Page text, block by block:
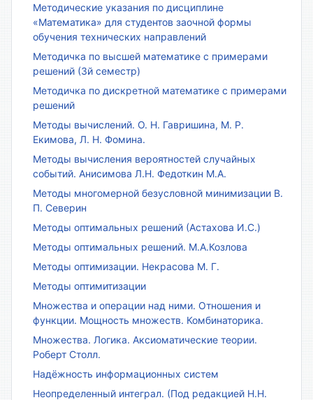
Методические указания по дисциплине
«Математика» для студентов заочной формы
обучения технических направлений
Методичка по высшей математике с примерами
решений (3й семестр)
Методичка по дискретной математике с примерами
решений
Методы вычислений. О. Н. Гавришина, М. Р.
Екимова, Л. Н. Фомина.
Методы вычисления вероятностей случайных
событий. Анисимова Л.Н. Федоткин М.А.
Методы многомерной безусловной минимизации В.
П. Северин
Методы оптимальных решений (Астахова И.С.)
Методы оптимальных решений. М.А.Козлова
Методы оптимизации. Некрасова М. Г.
Методы оптимитизации
Множества и операции над ними. Отношения и
функции. Мощность множеств. Комбинаторика.
Множества. Логика. Аксиоматические теории.
Роберт Столл.
Надёжность информационных систем
Неопределенный интеграл. (Под редакцией Н.Н.